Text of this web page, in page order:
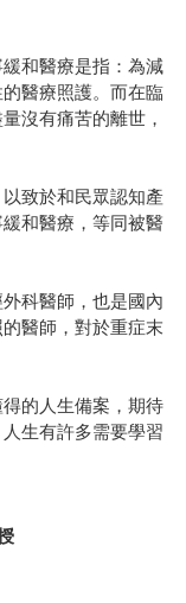
和醫療是指：為減
醫療照護。而在臨
沒有痛苦的離世，
致於和民眾認知產
和醫療，等同被醫
科醫師，也是國內
醫師，對於重症末
的人生備案，期待
生有許多需要學習